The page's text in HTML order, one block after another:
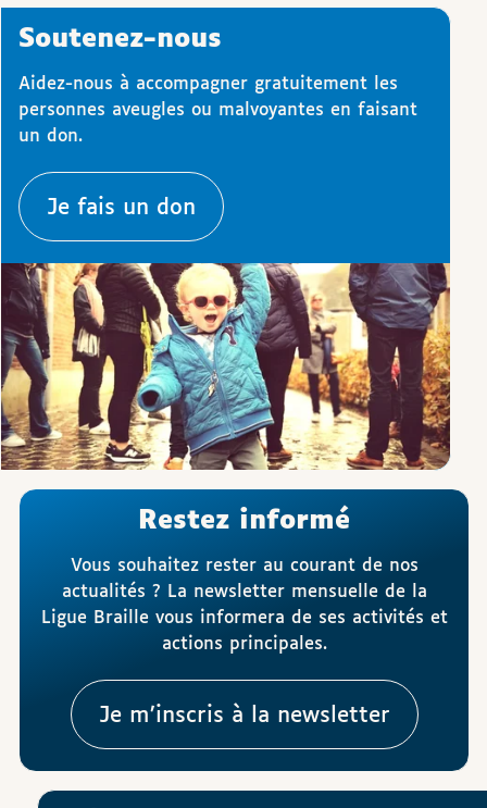
Soutenez-nous
Aidez-nous à accompagner gratuitement les
personnes aveugles ou malvoyantes en faisant
un don.
Je fais un don
Restez informé
Vous souhaitez rester au courant de nos
actualités ? La newsletter mensuelle de la
Ligue Braille vous informera de ses activités et
actions principales.
Je m’inscris à la newsletter